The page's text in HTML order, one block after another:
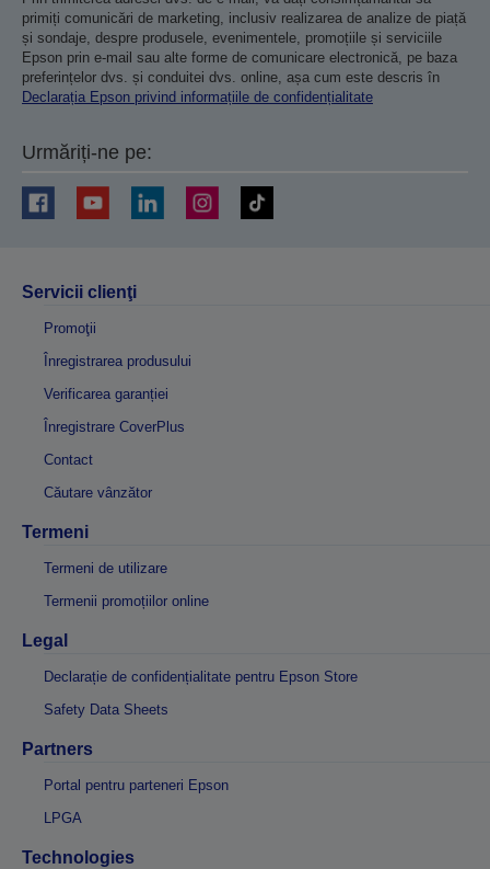
primiți comunicări de marketing, inclusiv realizarea de analize de piață
și sondaje, despre produsele, evenimentele, promoțiile și serviciile
Epson prin e-mail sau alte forme de comunicare electronică, pe baza
preferințelor dvs. și conduitei dvs. online, așa cum este descris în
Declarația Epson privind informațiile de confidențialitate
Urmăriți-ne pe:
Servicii clienţi
Promoţii
Înregistrarea produsului
Verificarea garanției
Înregistrare CoverPlus
Contact
Căutare vânzător
Termeni
Termeni de utilizare
Termenii promoțiilor online
Legal
Declarație de confidențialitate pentru Epson Store
Safety Data Sheets
Partners
Portal pentru parteneri Epson
LPGA
Technologies